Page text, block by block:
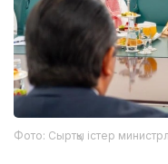
Фото: Сыртқы істер